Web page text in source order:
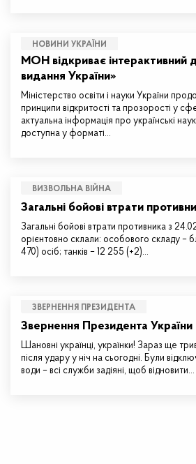
НОВИНИ УКРАЇНИ
МОН відкриває інтерактивний
видання України»
Міністерство освіти і науки України
принципи відкритості та прозорості у
актуальна інформація про українські
доступна у форматі…
ВИЗВОЛЬНА ВІЙНА
Загальні бойові втрати
Загальні бойові втрати противника з
орієнтовно склали: особового складу –
470) осіб; танків – 12 255 (+2)…
ЗВЕРНЕННЯ ПРЕЗИДЕНТА
Звернення Президента України
Шановні українці, українки! Зараз ще
після удару у ніч на сьогодні. Були
води – всі служби задіяні, щоб відновити…